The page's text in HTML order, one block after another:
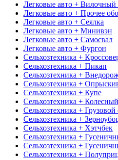
Легковые авто + Вилочный
Легковые авто + Прочее
Легковые авто + Сеялка
Легковые авто + Минивэн
Легковые авто + Самосвал
Легковые авто + Фургон
Сельхозтехника +
Сельхозтехника + Пикап
Сельхозтехника +
Сельхозтехника +
Сельхозтехника + Купе
Сельхозтехника +
Сельхозтехника +
Сельхозтехника +
Сельхозтехника + Хэтчбек
Сельхозтехника +
Сельхозтехника +
Сельхозтехника +